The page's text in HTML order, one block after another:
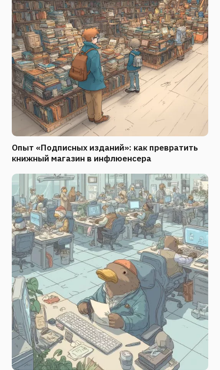
Опыт «Подписных изданий»: как превратить
книжный магазин в инфлюенсера